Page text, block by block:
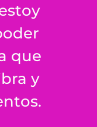
que
y